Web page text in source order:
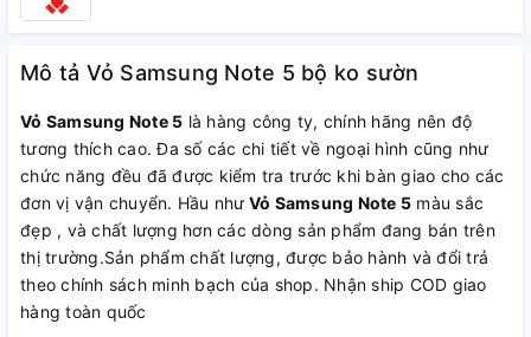
Mô tả Vỏ Samsung Note 5 bộ ko sườn
Vỏ Samsung Note 5 là hàng công ty, chính hãng nên độ
tương thích cao. Đa số các chi tiết về ngoại hình cũng như
chức năng đều đã được kiểm tra trước khi bàn giao cho các
đơn vị vận chuyển. Hầu như Vỏ Samsung Note 5 màu sắc
đẹp , và chất lượng hơn các dòng sản phẩm đang bán trên
thị trường.Sản phẩm chất lượng, được bảo hành và đổi trả
theo chính sách minh bạch của shop. Nhận ship COD giao
hàng toàn quốc